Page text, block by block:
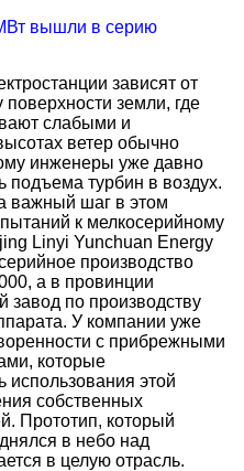
вышли в серию
зависят от
поверхности земли, где
слабыми и
ветер обычно
инженеры уже давно
подъема турбин в воздух.
важный шаг в этом
к мелкосерийному
Linyi Yunchuan Energy
производство
а в провинции
завод по производству
У компании уже
с прибрежными
которые
использования этой
собственных
Прототип, который
в небо над
в целую отрасль.